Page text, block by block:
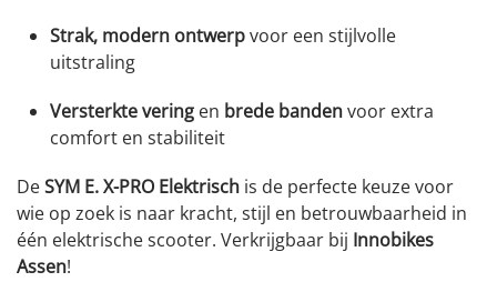
Strak, modern ontwerpvoor een stijlvolle
uitstraling
Versterkte vering en brede bandenvoor extra
comfort en stabiliteit
DeSYM E. X-PRO Elektrisch is de perfecte keuze voor
wie op zoek is naar kracht, stijl en betrouwbaarheid in
één elektrische scooter. Verkrijgbaar bij Innobikes
Assen!